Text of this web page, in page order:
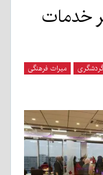
خدمات
میراث فرهنگی